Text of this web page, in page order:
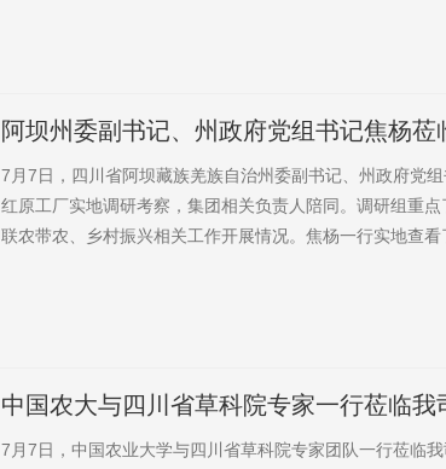
阿坝州委副书记、州政府党组书记焦杨
调研考察
7月7日，四川省阿坝藏族羌族自治州委副书记、州政府党
红原工厂实地调研考察，集团相关负责人陪同。调研组重
联农带农、乡村振兴相关工作开展情况。焦杨一行实地查
中国农大与四川省草科院专家一行莅临我
7月7日，中国农业大学与四川省草科院专家团队一行莅临